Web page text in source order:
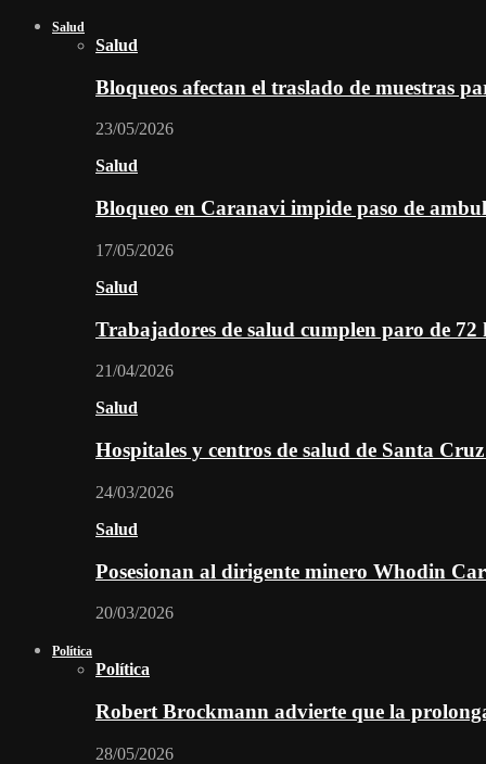
Salud
Salud
Bloqueos afectan el traslado de muestras
23/05/2026
Salud
Bloqueo en Caranavi impide paso de
17/05/2026
Salud
Trabajadores de salud cumplen paro de
21/04/2026
Salud
Hospitales y centros de salud de Santa
24/03/2026
Salud
Posesionan al dirigente minero Whodin
20/03/2026
Política
Política
Robert Brockmann advierte que la
28/05/2026